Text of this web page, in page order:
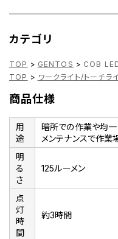
カテゴリ
TOP > GENTOS > COB
TOP > ワークライト/トーチラ
商品仕様
用
途
暗所での作業や均
メンテナンスで作業
明
る
さ
125ルーメン
点
灯
時
間
約3時間